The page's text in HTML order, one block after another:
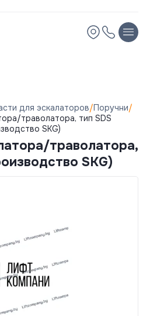
для эскалаторов/Поручни/
траволатора, тип SDS
SKG)
траволатора,
SKG)
персональных
Отправить
персональных
Отправить